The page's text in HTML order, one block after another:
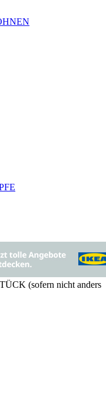
(sofern nicht anders